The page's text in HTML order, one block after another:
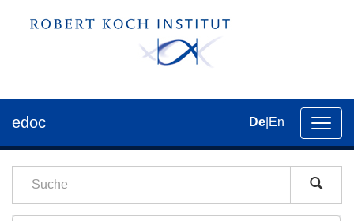
der
edoc De En